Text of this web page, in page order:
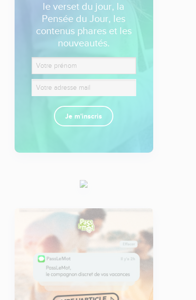
le verset du jour, la
Pensée du Jour, les
contenus phares et les
nouveautés.
Je m'inscris